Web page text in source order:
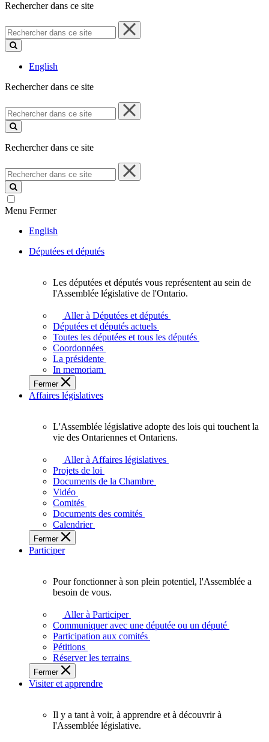
Rechercher dans ce site
Rechercher
dans
ce
English
Rechercher dans ce site
Rechercher
dans
ce
Rechercher dans ce site
Rechercher
dans
ce
site
Menu Fermer
English
Députées et députés
députés
vous
représentent
sein
de
l'Assemblée
législative
l'Ontario.
Les députées et députés vous représentent au sein de
l'Assemblée législative de l'Ontario.
Aller à Députées et députés
Députées et députés actuels
Toutes les députées et tous les députés
Coordonnées
La présidente
In memoriam
Fermer
Affaires législatives
L'Assemblée
adopte
touchent
des
Ontariennes
et
L'Assemblée législative adopte des lois qui touchent la
vie des Ontariennes et Ontariens.
Aller à Affaires législatives
Projets de loi
Documents de la Chambre
Vidéo
Comités
Documents des comités
Calendrier
Fermer
Participer
plein
potentiel,
l'Assemblée
a
besoin
de
Pour fonctionner à son plein potentiel, l'Assemblée a
besoin de vous.
Aller à Participer
Communiquer avec une députée ou un député
Participation aux comités
Pétitions
Réserver les terrains
Fermer
Visiter et apprendre
Il y a tant à voir, à apprendre et à découvrir à
l'Assemblée législative.